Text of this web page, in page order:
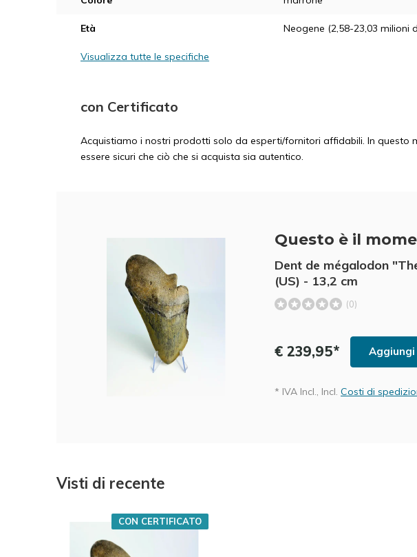
Età Neogene (2,58-23,03 milioni
Visualizza tutte le specifiche
con Certificato
Acquistiamo i nostri prodotti solo da esperti/fornitori affidabili. In questo
essere sicuri che ciò che si acquista sia autentico.
Questo è il
Dent de mégalodon
(US) - 13,2 cm
(0)
€ 239,95*
* IVA Incl., Incl. Costi di
Visti di recente
CON CERTIFICATO